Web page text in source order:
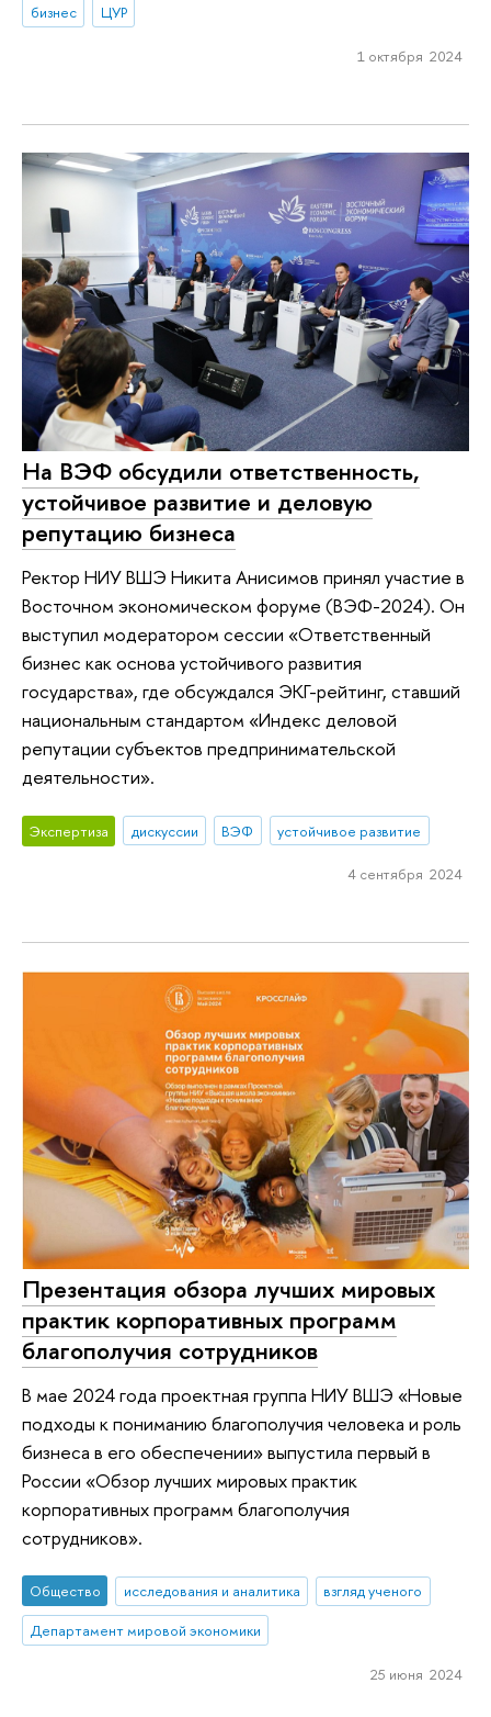
бизнес ЦУР
1 октября 2024
На ВЭФ обсудили ответственность,
устойчивое развитие и деловую
репутацию бизнеса
Ректор НИУ ВШЭ Никита Анисимов принял участие в
Восточном экономическом форуме (ВЭФ-2024). Он
выступил модератором сессии «Ответственный
бизнес как основа устойчивого развития
государства», где обсуждался ЭКГ-рейтинг, ставший
национальным стандартом «Индекс деловой
репутации субъектов предпринимательской
деятельности».
Экспертиза дискуссии ВЭФ устойчивое развитие
4 сентября 2024
Презентация обзора лучших мировых
практик корпоративных программ
благополучия сотрудников
В мае 2024 года проектная группа НИУ ВШЭ «Новые
подходы к пониманию благополучия человека и роль
бизнеса в его обеспечении» выпустила первый в
России «Обзор лучших мировых практик
корпоративных программ благополучия
сотрудников».
Общество исследования и аналитика
взгляд ученого
Департамент мировой экономики
25 июня 2024